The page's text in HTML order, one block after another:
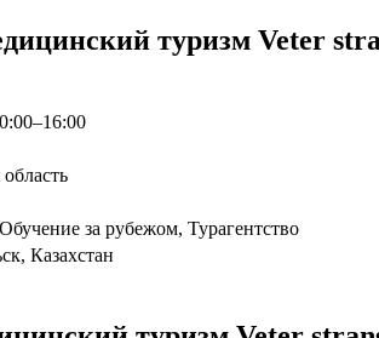
туризм Veter
за рубежом, Турагентство
Казахстан